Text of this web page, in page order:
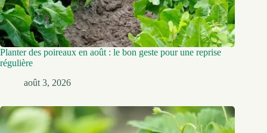
Planter des poireaux en août : le bon geste pour une reprise
régulière
août 3, 2026